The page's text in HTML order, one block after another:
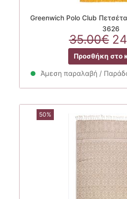
Greenwich Polo Club
3626
35.00€
Προσθήκη στο
Άμεση παραλαβή /
50%